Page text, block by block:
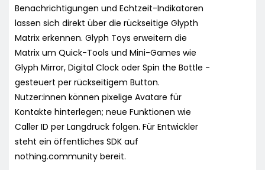
Benachrichtigungen und Echtzeit-Indikatoren
lassen sich direkt über die rückseitige Glypth
Matrix erkennen. Glyph Toys erweitern die
Matrix um Quick-Tools und Mini-Games wie
Glyph Mirror, Digital Clock oder Spin the Bottle -
gesteuert per rückseitigem Button.
Nutzer:innen können pixelige Avatare für
Kontakte hinterlegen; neue Funktionen wie
Caller ID per Langdruck folgen. Für Entwickler
steht ein öffentliches SDK auf
nothing.community bereit.